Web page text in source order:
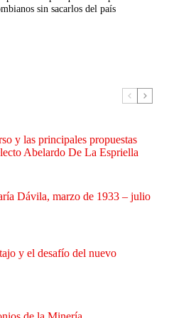
sin sacarlos del país
y las principales propuestas
Abelardo De La Espriella
Dávila, marzo de 1933 – julio
y el desafío del nuevo